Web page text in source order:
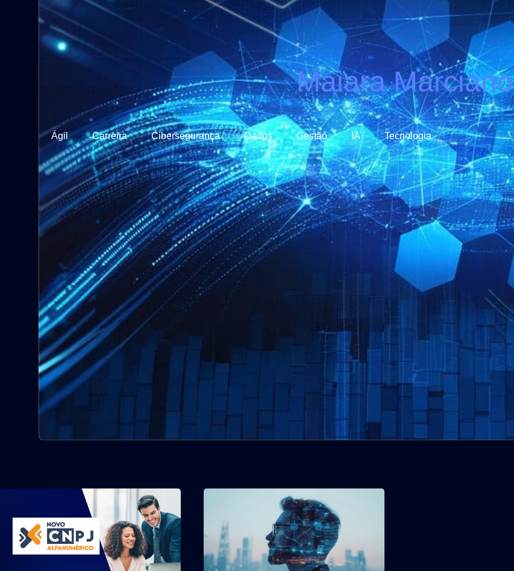
Maiara Marciano
Ágil Carreira Cibersegurança Dados Gestão IA Tecnologia